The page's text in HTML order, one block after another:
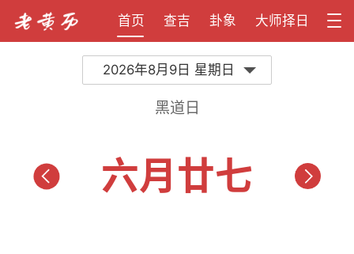
首页 查吉 卦象 大师择日
2026年8月9日 星期日
黑道日
六月廿七